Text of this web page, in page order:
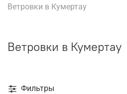
Ветровки в Кумертау
Ветровки в Кумертау
Фильтры